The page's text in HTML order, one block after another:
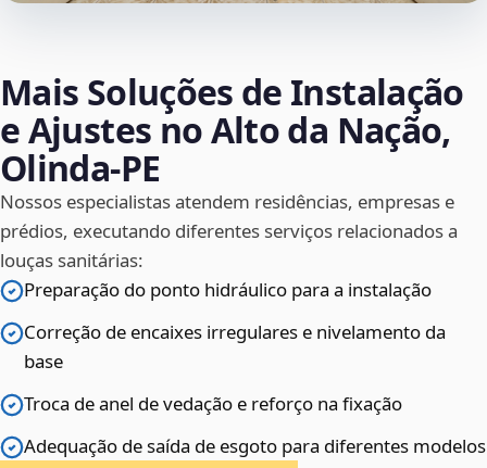
Mais Soluções de Instalação
e Ajustes no Alto da Nação,
Olinda‑PE
Nossos especialistas atendem residências, empresas e
prédios, executando diferentes serviços relacionados a
louças sanitárias:
Preparação do ponto hidráulico para a instalação
Correção de encaixes irregulares e nivelamento da
base
Troca de anel de vedação e reforço na fixação
Adequação de saída de esgoto para diferentes modelos